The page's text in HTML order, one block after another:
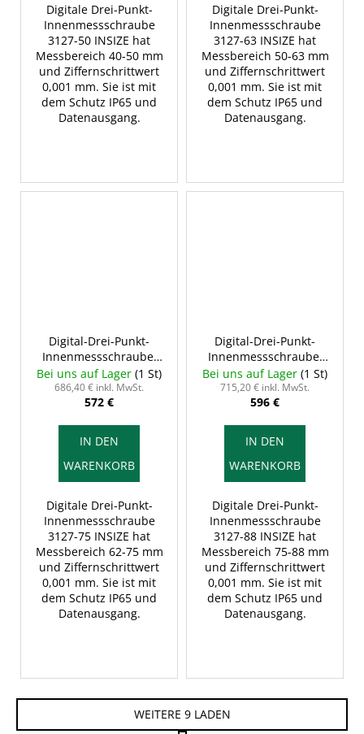
Digitale Drei-Punkt-
Innenmessschraube
3127-50 INSIZE hat
Messbereich 40-50 mm
und Ziffernschrittwert
0,001 mm. Sie ist mit
dem Schutz IP65 und
Datenausgang.
Digitale Drei-Punkt-
Innenmessschraube
3127-63 INSIZE hat
Messbereich 50-63 mm
und Ziffernschrittwert
0,001 mm. Sie ist mit
dem Schutz IP65 und
Datenausgang.
Digital-Drei-Punkt-
Innenmessschraube,
62-75/0,001 mm, Typ D,
INSIZE 3127-75
Bei uns auf Lager (1 St)
686,40 € inkl. MwSt.
572 €
IN DEN
WARENKORB
Digitale Drei-Punkt-
Innenmessschraube
3127-75 INSIZE hat
Messbereich 62-75 mm
und Ziffernschrittwert
0,001 mm. Sie ist mit
dem Schutz IP65 und
Datenausgang.
Digital-Drei-Punkt-
Innenmessschraube,
75-88/0,001 mm, Typ D,
INSIZE 3127-88
Bei uns auf Lager (1 St)
715,20 € inkl. MwSt.
596 €
IN DEN
WARENKORB
Digitale Drei-Punkt-
Innenmessschraube
3127-88 INSIZE hat
Messbereich 75-88 mm
und Ziffernschrittwert
0,001 mm. Sie ist mit
dem Schutz IP65 und
Datenausgang.
WEITERE 9 LADEN